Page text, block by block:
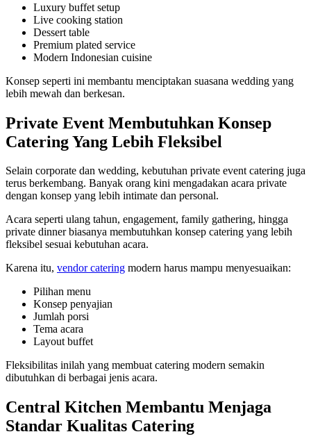
Luxury buffet setup
Live cooking station
Dessert table
Premium plated service
Modern Indonesian cuisine
Konsep seperti ini membantu menciptakan suasana wedding yang
lebih mewah dan berkesan.
Private Event Membutuhkan Konsep
Catering Yang Lebih Fleksibel
Selain corporate dan wedding, kebutuhan private event catering juga
terus berkembang. Banyak orang kini mengadakan acara private
dengan konsep yang lebih intimate dan personal.
Acara seperti ulang tahun, engagement, family gathering, hingga
private dinner biasanya membutuhkan konsep catering yang lebih
fleksibel sesuai kebutuhan acara.
Karena itu, vendor catering modern harus mampu menyesuaikan:
Pilihan menu
Konsep penyajian
Jumlah porsi
Tema acara
Layout buffet
Fleksibilitas inilah yang membuat catering modern semakin
dibutuhkan di berbagai jenis acara.
Central Kitchen Membantu Menjaga
Standar Kualitas Catering